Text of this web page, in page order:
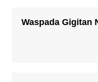
Waspada Gigitan